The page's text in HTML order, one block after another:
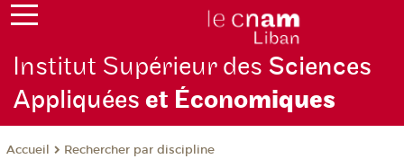
Institut Supérieur des Sciences
Appliquéeset Économiques
Accueil Rechercher par discipline